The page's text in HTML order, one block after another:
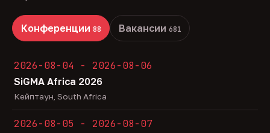
Конференции 88 Вакансии 681
2026-08-04 - 2026-08-06
SiGMA Africa 2026
Кейптаун, South Africa
2026-08-05 - 2026-08-07